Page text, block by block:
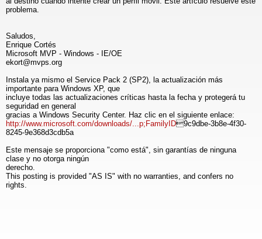
problema.
Saludos,
Enrique Cortés
Microsoft MVP - Windows - IE/OE
ekort@mvps.org
Instala ya mismo el Service Pack 2 (SP2), la actualización más
importante para Windows XP, que
incluye todas las actualizaciones críticas hasta la fecha y protegerá tu
seguridad en general
gracias a Windows Security Center. Haz clic en el siguiente enlace:
http://www.microsoft.com/downloads/...p;FamilyID9c9dbe-3b8e-4f30-
8245-9e368d3cdb5a
Este mensaje se proporciona "como está", sin garantías de ninguna
clase y no otorga ningún
derecho.
This posting is provided "AS IS" with no warranties, and confers no
rights.